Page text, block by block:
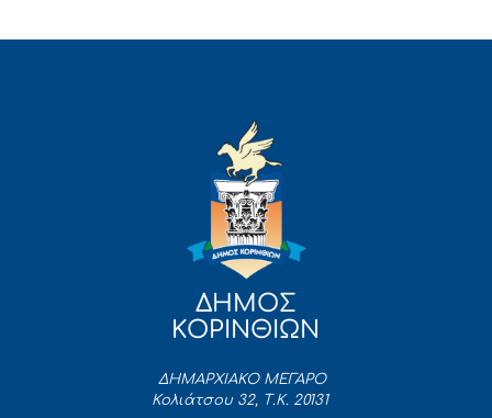
ΔΗΜΟΣ
ΚΟΡΙΝΘΙΩΝ
ΔΗΜΑΡΧΙΑΚΟ ΜΕΓΑΡΟ
Κολιάτσου 32, Τ.Κ. 20131